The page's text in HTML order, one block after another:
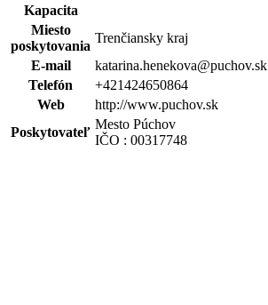
Kapacita
Miesto
poskytovania
Trenčiansky kraj
E-mail
katarina.henekova@puchov.sk
Telefón
+421424650864
Web
http://www.puchov.sk
Poskytovateľ
Mesto Púchov
IČO : 00317748